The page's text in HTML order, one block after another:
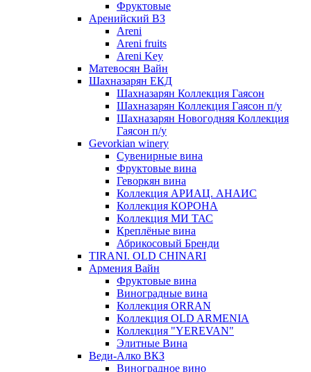
Фруктовые
Аренийский ВЗ
Areni
Areni fruits
Areni Key
Матевосян Вайн
Шахназарян ЕКД
Шахназарян Коллекция Гаясон
Шахназарян Коллекция Гаясон п/у
Шахназарян Новогодняя Коллекция
Гаясон п/у
Gevorkian winery
Сувенирные вина
Фруктовые вина
Геворкян вина
Коллекция АРИАЦ. АНАИС
Коллекция КОРОНА
Коллекция МИ ТАС
Креплёные вина
Абрикосовый Бренди
TIRANI. OLD CHINARI
Армения Вайн
Фруктовые вина
Виноградные вина
Коллекция ORRAN
Коллекция OLD ARMENIA
Коллекция "YEREVAN"
Элитные Вина
Веди-Алко ВКЗ
Виноградное вино